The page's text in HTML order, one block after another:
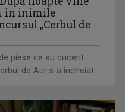
în inimile
„Cerbul de
piese ce au cucerit
de Aur s-a încheiat.